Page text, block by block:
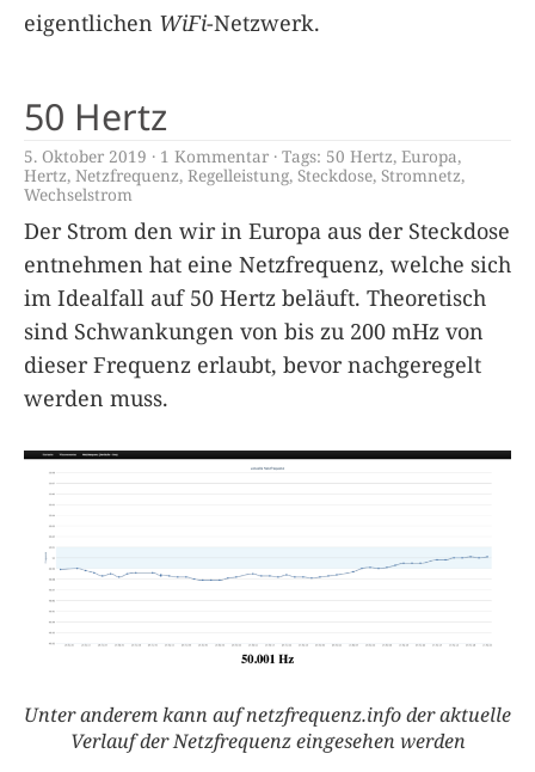
eigentlichen WiFi-Netzwerk.
50 Hertz
5. Oktober 2019 1 Kommentar Tags: 50 Hertz, Europa,
Hertz, Netzfrequenz, Regelleistung, Steckdose, Stromnetz,
Wechselstrom
Der Strom den wir in Europa aus der Steckdose
entnehmen hat eine Netzfrequenz, welche sich
im Idealfall auf 50 Hertz beläuft. Theoretisch
sind Schwankungen von bis zu 200 mHz von
dieser Frequenz erlaubt, bevor nachgeregelt
werden muss.
Unter anderem kann auf netzfrequenz.info der aktuelle
Verlauf der Netzfrequenz eingesehen werden